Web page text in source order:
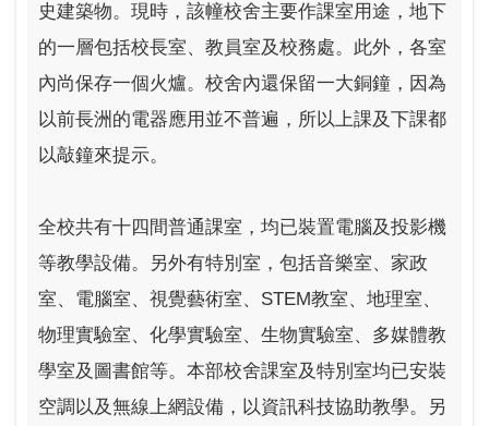
史建築物。現時，該幢校舍主要作課室用途，地下
的一層包括校長室、教員室及校務處。此外，各室
內尚保存一個火爐。校舍內還保留一大銅鐘，因為
以前長洲的電器應用並不普遍，所以上課及下課都
以敲鐘來提示。
全校共有十四間普通課室，均已裝置電腦及投影機
等教學設備。另外有特別室，包括音樂室、家政
室、電腦室、視覺藝術室、STEM教室、地理室、
物理實驗室、化學實驗室、生物實驗室、多媒體教
學室及圖書館等。本部校舍課室及特別室均已安裝
空調以及無線上網設備，以資訊科技協助教學。另